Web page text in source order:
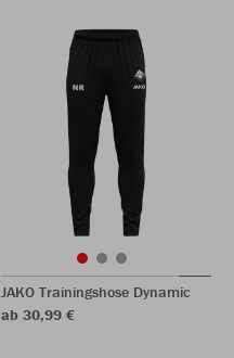
JAKO Trainingshose Dynamic
ab 30,99 €